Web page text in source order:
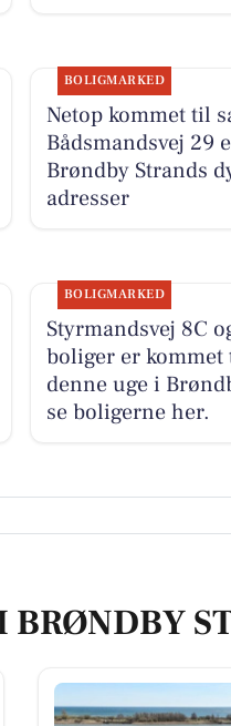
BOLIGMARKED
Netop kommet til
Bådsmandsvej 29
Brøndby Strands
adresser
BOLIGMARKED
Styrmandsvej 8C
boliger er kommet
denne uge i
se boligerne her.
BRØNDBY